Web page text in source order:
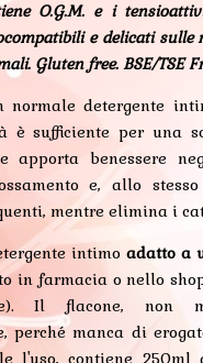
O.G.M. e i
e delicati sulle
Gluten free. BSE/TSE
normale detergente
è sufficiente per una
apporta benessere
e, allo
mentre elimina i
intimoadatto a
in farmacia o nello
Il flacone, non
perché manca di
l'uso, contiene 250ml